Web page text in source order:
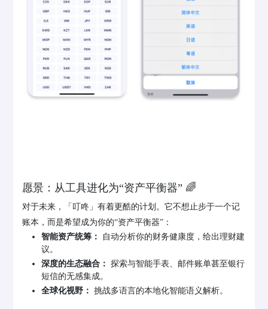
愿景：从工具进化为“资产平衡器” 🌈
对于未来，「叮咚」有着更酷的计划。它不想止步于一个记
账本，而是希望成为你的“资产平衡器”：
智能资产统筹：
自动分析你的财务健康度，给出理财建
议。
深度的生态融合： 探索与智能手表、邮件账单甚至银行
短信的无感集成。
全球化视野： 挑战多语言的本地化智能语义解析。